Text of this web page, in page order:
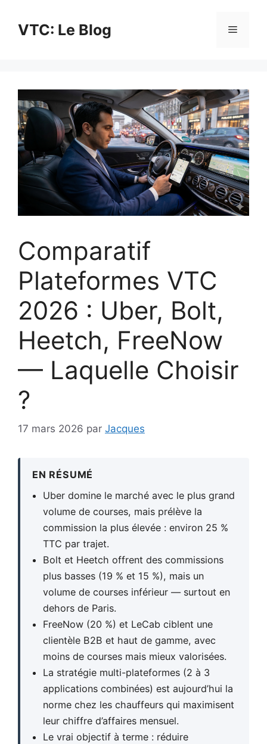
contenuVTC: Le Blog Menu
Comparatif
Plateformes VTC
2026 : Uber, Bolt,
Heetch, FreeNow
— Laquelle Choisir
?
17 mars 2026 par Jacques
EN RÉSUMÉ
Uber domine le marché avec le plus grand
volume de courses, mais prélève la
commission la plus élevée : environ 25 %
TTC par trajet.
Bolt et Heetch offrent des commissions
plus basses (19 % et 15 %), mais un
volume de courses inférieur — surtout en
dehors de Paris.
FreeNow (20 %) et LeCab ciblent une
clientèle B2B et haut de gamme, avec
moins de courses mais mieux valorisées.
La stratégie multi-plateformes (2 à 3
applications combinées) est aujourd’hui la
norme chez les chauffeurs qui maximisent
leur chiffre d’affaires mensuel.
Le vrai objectif à terme : réduire